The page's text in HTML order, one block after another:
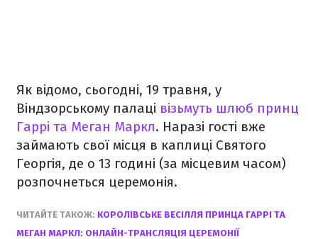
Як відомо, сьогодні, 19 травня, у
Віндзорському палаці візьмуть шлюб принц
Гаррі та Меган Маркл. Наразі гості вже
займають свої місця в каплиці Святого
Георгія, де о 13 годині (за місцевим часом)
розпочнеться церемонія.
ЧИТАЙТЕ ТАКОЖ: КОРОЛІВСЬКЕ ВЕСІЛЛЯ ПРИНЦА ГАРРІ ТА
МЕГАН МАРКЛ: ОНЛАЙН-ТРАНСЛЯЦІЯ ЦЕРЕМОНІЇ